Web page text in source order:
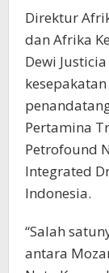
Direktur
dan Afrika
Dewi
Pertamina
Petrofound
Integrated
Indonesia.
“Salah
antara